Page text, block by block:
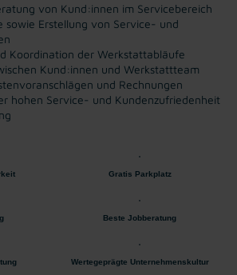
von Kund:innen im Servicebereich
sowie Erstellung von Service- und
Koordination der Werkstattabläufe
Kund:innen und Werkstattteam
und Rechnungen
hohen Service- und Kundenzufriedenheit
Gratis Parkplatz
Beste Jobberatung
Wertegeprägte Unternehmenskultur